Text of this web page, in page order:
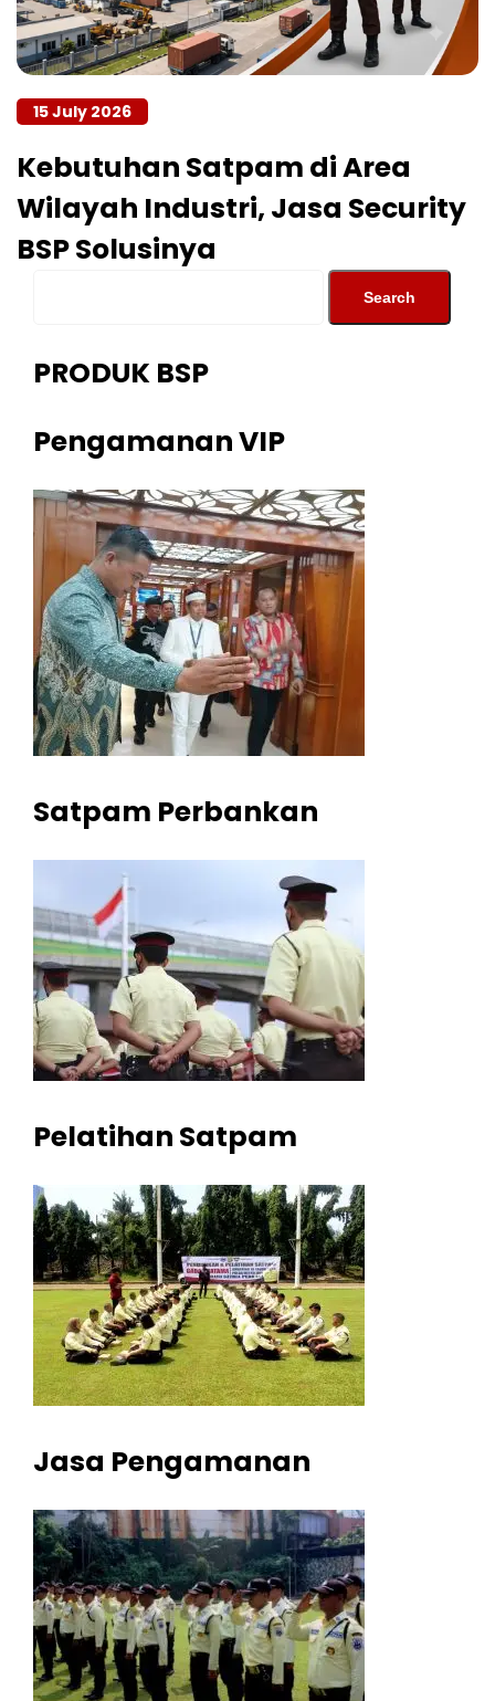
15 July 2026
Kebutuhan Satpam di Area
Wilayah Industri, Jasa Security
BSP Solusinya
PRODUK BSP
Pengamanan VIP
Satpam Perbankan
Pelatihan Satpam
Jasa Pengamanan